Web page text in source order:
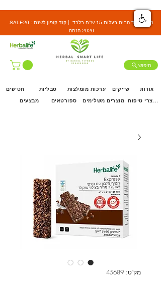
SALE26 : משלוח עד הבית בעלות 15 ש"ח בלבד | קוד קופון לשנת
2026 הנחה
חיפוש
מבצעים מוצרים משלימים
טבליות
ספורטאים
מוצרי טיפוח
חטיפים ערכות מומלצות שייקים אודות
מק"ט: 45689